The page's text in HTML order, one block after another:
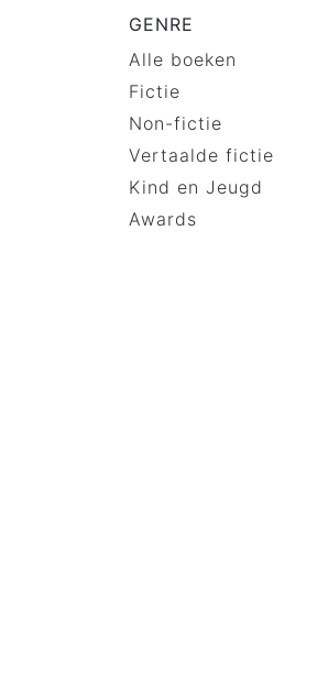
GENRE
Alle boeken
Fictie
Non-fictie
Vertaalde fictie
Kind en Jeugd
Awards